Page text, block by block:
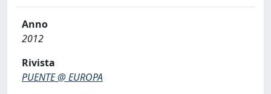
Anno
2012
Rivista
PUENTE @ EUROPA